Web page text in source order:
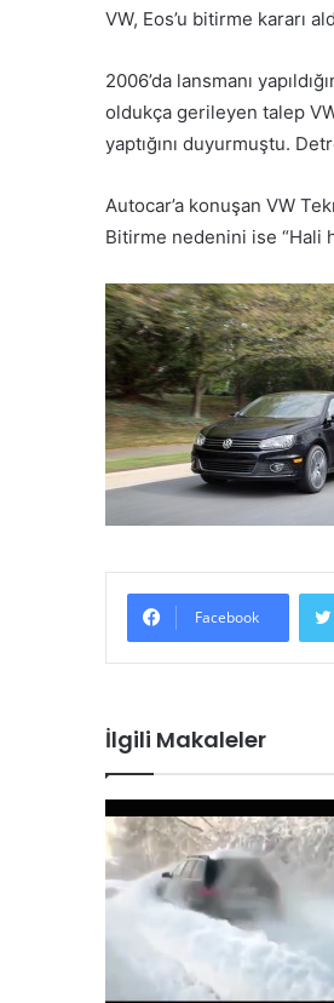
VW, Eos’u bitirme kararı
2006’da lansmanı
oldukça gerileyen talep
yaptığını duyurmuştu.
Autocar’a konuşan VW
Bitirme nedenini ise “Hali
Facebook
İlgili Makaleler